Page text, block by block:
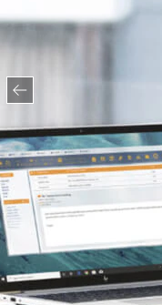
Copilot+
Windows
Детальніше